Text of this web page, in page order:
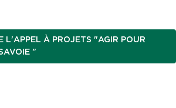
L'APPEL À PROJETS "AGIR POUR
"